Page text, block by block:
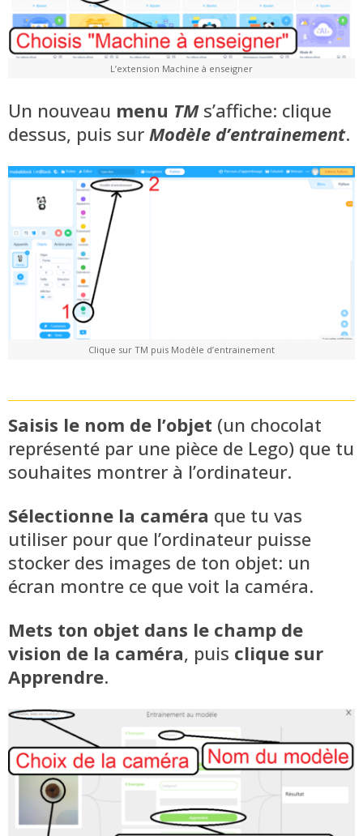
L’extension Machine à enseigner
Un nouveau menu TMs’affiche: clique
dessus, puis sur Modèle d’entrainement.
Clique sur TM puis Modèle d’entrainement
Saisis le nom de l’objet (un chocolat
représenté par une pièce de Lego) que tu
souhaites montrer à l’ordinateur.
Sélectionne la caméra que tu vas
utiliser pour que l’ordinateur puisse
stocker des images de ton objet: un
écran montre ce que voit la caméra.
Mets ton objet dans le champ de
vision de la caméra, puis clique sur
Apprendre.